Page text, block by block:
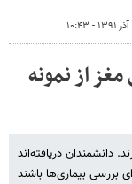
از نمونه
دانشمندان دریافته‌اند
بررسی بیماری‌ها باشند